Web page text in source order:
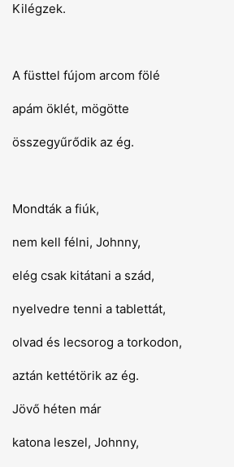
Kilégzek.
A füsttel fújom arcom fölé
apám öklét, mögötte
összegyűrődik az ég.
Mondták a fiúk,
nem kell félni, Johnny,
elég csak kitátani a szád,
nyelvedre tenni a tablettát,
olvad és lecsorog a torkodon,
aztán kettétörik az ég.
Jövő héten már
katona leszel, Johnny,